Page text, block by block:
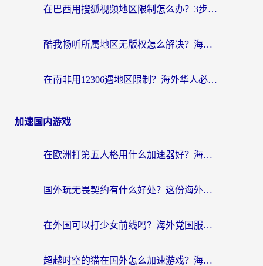
在巴西用搜狐视频地区限制怎么办？3步解决海外看国内剧的烦恼
酷我畅听所属地区无版权怎么解决？海外党必看的回国加速全攻略
在南非用12306遇地区限制？海外华人必看的回国加速全攻略（附B站芒果TV解锁技巧）
加速国内游戏
在欧洲打第五人格用什么加速器好？海外党亲测有效的国服游戏加速方案
国外玩无畏契约有什么好处？这份海外国服游戏加速指南帮你解决90%的卡顿问题
在外国可以打少女前线吗？海外党国服游戏畅玩终极指南（附避坑技巧）
超越时空的猫在国外怎么加速游戏？海外玩家国服畅玩终极指南